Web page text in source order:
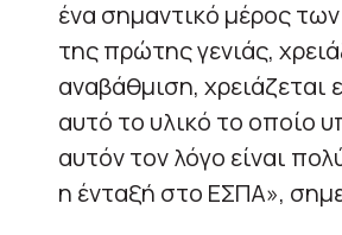
ένα σημαντικό μέρος
της πρώτης γενιάς,
αναβάθμιση, χρειάζεται
αυτό το υλικό το οποίο
αυτόν τον λόγο είναι
η ένταξή στο ΕΣΠΑ»,